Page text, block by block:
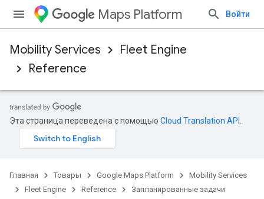
Maps Platform Войти
Mobility Services
Fleet Engine
Reference
Эта страница переведена с помощью Cloud Translation API
Главная Товары Google Maps Platform
Mobility Services
Fleet Engine
Reference Запланированные задачи